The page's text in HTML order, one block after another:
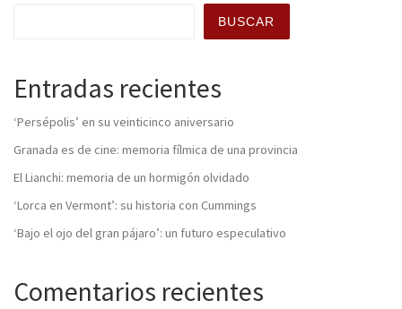
BUSCAR
Entradas recientes
‘Persépolis’ en su veinticinco aniversario
Granada es de cine: memoria fílmica de una provincia
El Lianchi: memoria de un hormigón olvidado
‘Lorca en Vermont’: su historia con Cummings
‘Bajo el ojo del gran pájaro’: un futuro especulativo
Comentarios recientes